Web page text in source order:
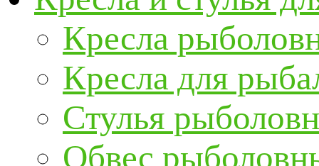
Кресла
Кресла для
Стулья
Обвес